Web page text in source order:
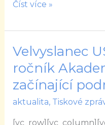
něj
Číst více »
Velvyslanec
ročník
začínající
aktualita, Tiskové
Velvyslanec
USA
odstartoval
3.
ročník
Akademie